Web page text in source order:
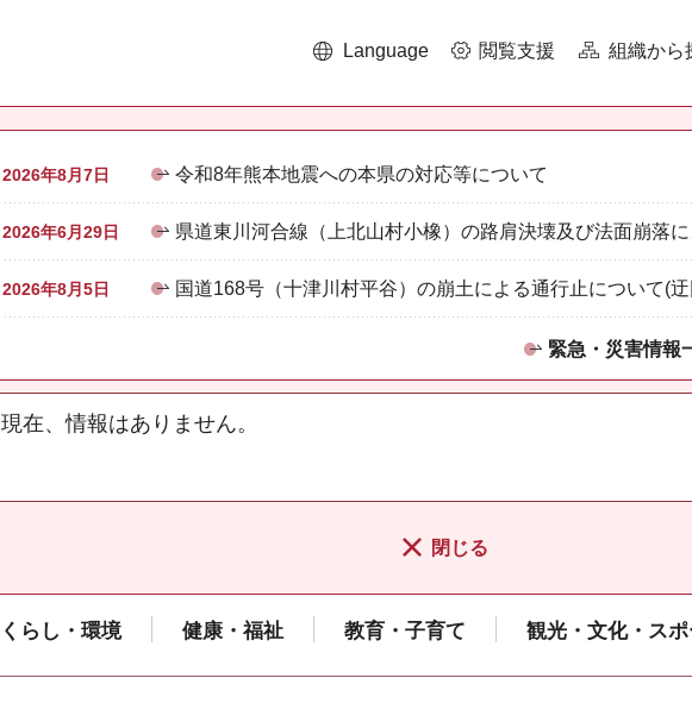
Language 閲覧支援 組織から
2026年8月7日 令和8年熊本地震への本県の対応等について
2026年6月29日 県道東川河合線（上北山村小橡）の路肩決壊及び法面崩落
2026年8月5日 国道168号（十津川村平谷）の崩土による通行止について(
緊急・災害情報
現在、情報はありません。
閉じる
くらし・環境 健康・福祉 教育・子育て 観光・文化・スポ